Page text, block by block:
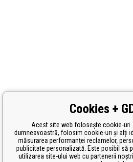
Cookies +
Acest site web folosește cookie-uri.
dumneavoastră, folosim cookie-uri și alți
măsurarea performanței reclamelor,
publicitate personalizată. Este posibil să
utilizarea site-ului web cu partenerii